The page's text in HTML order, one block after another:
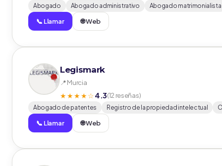
Abogado Abogado administrativo Abogado matrimonialista
📞 Llamar 🌐 Web
Legismark
📍 Murcia
★★★★☆4.3(12 reseñas)
Abogado de patentes Registro de la propiedad intelectual
📞 Llamar 🌐 Web